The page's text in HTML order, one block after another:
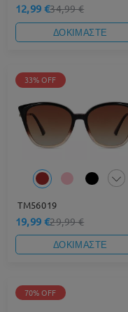
12,99 €34,99 €
ΔΟΚΙΜΑΣΤΕ
33% OFF
TM56019
19,99 €29,99 €
ΔΟΚΙΜΑΣΤΕ
70% OFF